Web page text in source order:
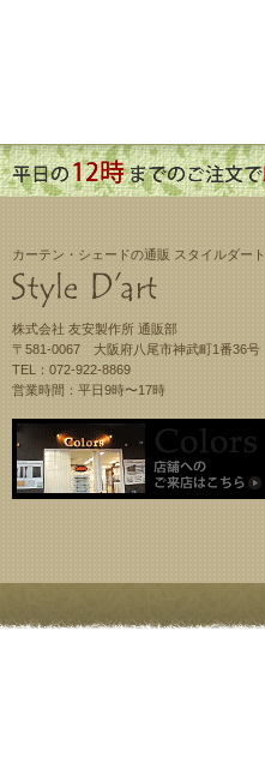
カーテン・シェードの通販 スタイルダート
株式会社 友安製作所 通販部
〒581-0067 大阪府八尾市神武町1番36号
TEL：072-922-8869
営業時間：平日9時〜17時